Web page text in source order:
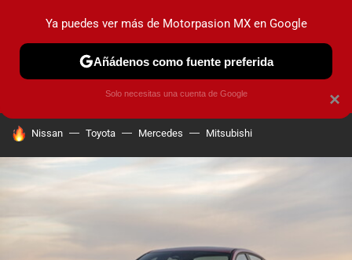
PRUEBAS INDUSTRIA HOY NO CIRCULA
HOY SE HABLA DE
Nissan Toyota Mercedes Mitsubishi
×
Ya puedes ver más de Motorpasion MX en Google
Añádenos como fuente preferida
Solo necesitas una cuenta de Google